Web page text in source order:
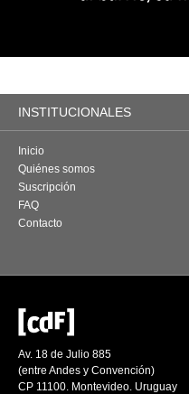
INSTITUCIONALES
Inicio
Quiénes somos
Suscripción
FAQ
Contacto
Av. 18 de Julio 885
(entre Andes y Convención)
CP 11100. Montevideo. Uruguay